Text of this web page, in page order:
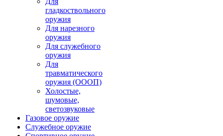
гладкоствольного
оружия
Для нарезного
оружия
Для служебного
оружия
Для
травматического
оружия (ОООП)
Холостые,
шумовые,
светозвуковые
Газовое оружие
Служебное оружие